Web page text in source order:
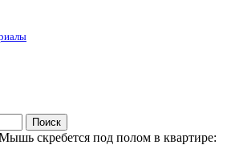
Поиск
скребется под полом в квартире: